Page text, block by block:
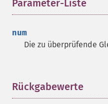
Parameter-Liste
num
Die zu überprüfende
Rückgabewerte